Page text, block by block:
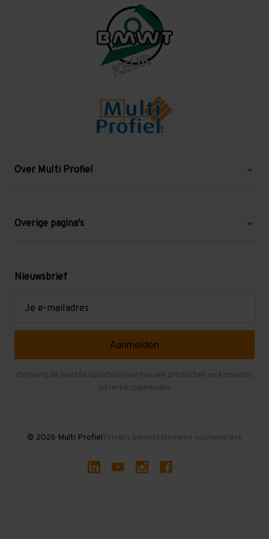
Over Multi Profiel
Blog
Levering en afhalen
Overige pagina's
Mezzanine
Verdiepingsvloeren
Gebruikte entresolvloeren
Nieuwsbrief
Ontvang de laatste updates over nieuwe producten en komende
uitverkoopperiodes
© 2026 Multi ProfielPrivacy beleidAlgemene voorwaarden